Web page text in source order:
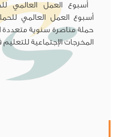
أسبوع العمل العالمي
أسبوع العمل العالمي
حملة مناصرة سنوية متعددة
المخرجات الإجتماعية